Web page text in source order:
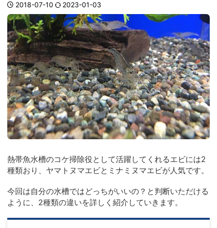
2018-07-10 2023-01-03
熱帯魚水槽のコケ掃除役として活躍してくれるエビには2
種類おり、ヤマトヌマエビとミナミヌマエビが人気です。
今回は自分の水槽ではどっちがいいの？と判断いただける
ように、2種類の違いを詳しく紹介していきます。